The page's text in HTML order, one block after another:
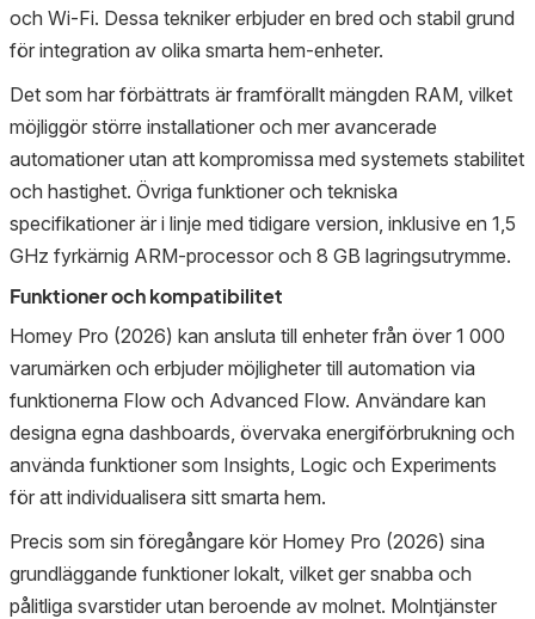
och Wi-Fi. Dessa tekniker erbjuder en bred och stabil grund
för integration av olika smarta hem-enheter.
Det som har förbättrats är framförallt mängden RAM, vilket
möjliggör större installationer och mer avancerade
automationer utan att kompromissa med systemets stabilitet
och hastighet. Övriga funktioner och tekniska
specifikationer är i linje med tidigare version, inklusive en 1,5
GHz fyrkärnig ARM-processor och 8 GB lagringsutrymme.
Funktioner och kompatibilitet
Homey Pro (2026) kan ansluta till enheter från över 1 000
varumärken och erbjuder möjligheter till automation via
funktionerna Flow och Advanced Flow. Användare kan
designa egna dashboards, övervaka energiförbrukning och
använda funktioner som Insights, Logic och Experiments
för att individualisera sitt smarta hem.
Precis som sin föregångare kör Homey Pro (2026) sina
grundläggande funktioner lokalt, vilket ger snabba och
pålitliga svarstider utan beroende av molnet. Molntjänster